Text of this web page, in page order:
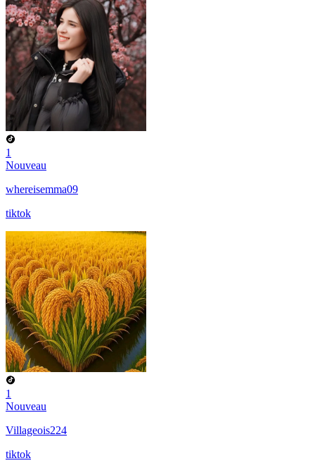
1
Nouveau
whereisemma09
tiktok
1
Nouveau
Villageois224
tiktok